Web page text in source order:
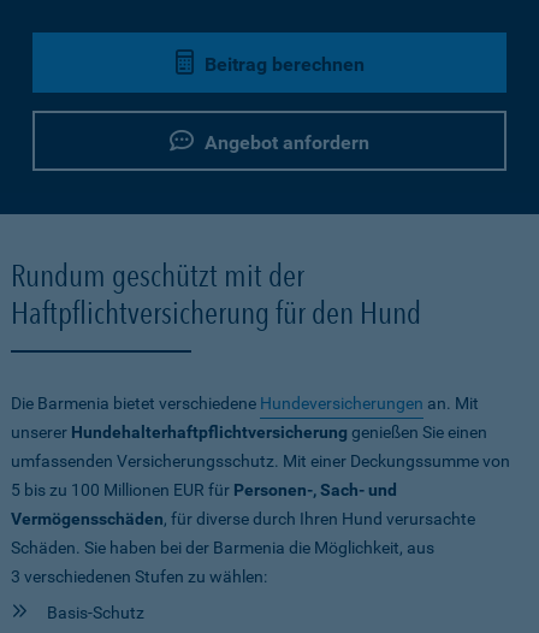
Beitrag berechnen
Angebot anfordern
Rundum geschützt mit der
Haftpflichtversicherung für den Hund
Die Barmenia bietet verschiedene Hundeversicherungen an. Mit
unserer Hundehalterhaftpflichtversicherung genießen Sie einen
umfassenden Versicherungsschutz. Mit einer Deckungssumme von
5 bis zu 100 Millionen EUR für Personen-, Sach- und
Vermögensschäden, für diverse durch Ihren Hund verursachte
Schäden. Sie haben bei der Barmenia die Möglichkeit, aus
3 verschiedenen Stufen zu wählen:
Basis-Schutz